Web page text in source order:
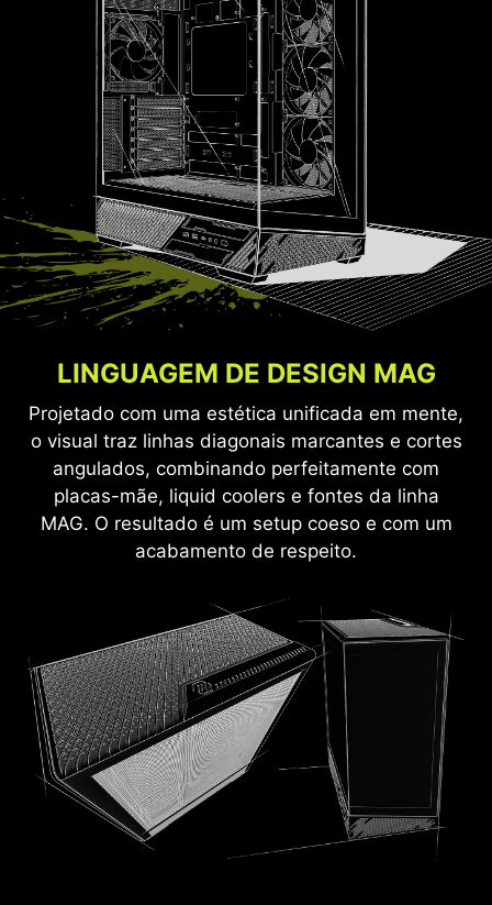
LINGUAGEM DE DESIGN MAG
Projetado com uma estética unificada em mente,
o visual traz linhas diagonais marcantes e cortes
angulados, combinando perfeitamente com
placas-mãe, liquid coolers e fontes da linha
MAG. O resultado é um setup coeso e com um
acabamento de respeito.